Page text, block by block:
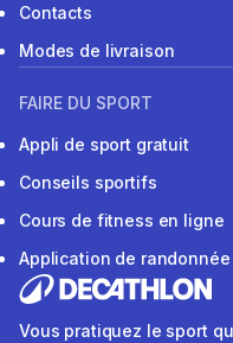
Contacts
Modes de livraison
FAIRE DU SPORT
Appli de sport gratuit
Conseils sportifs
Cours de fitness en ligne
Application de randonnée
Vous pratiquez le sport